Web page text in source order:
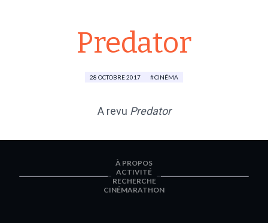
Predator
28 OCTOBRE 2017 CINÉMA
A revu Predator
À PROPOS
ACTIVITÉ
RECHERCHE
CINÉMARATHON